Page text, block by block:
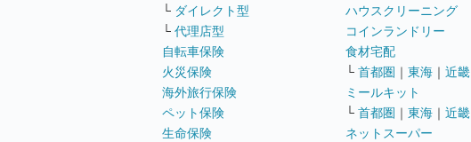
└ ダイレクト型
└ 代理店型
自転車保険
火災保険
海外旅行保険
ペット保険
生命保険
ハウスクリーニング
コインランドリー
食材宅配
└ 首都圏 ｜ 東海 ｜ 近畿
ミールキット
└ 首都圏 ｜ 東海 ｜ 近畿
ネットスーパー